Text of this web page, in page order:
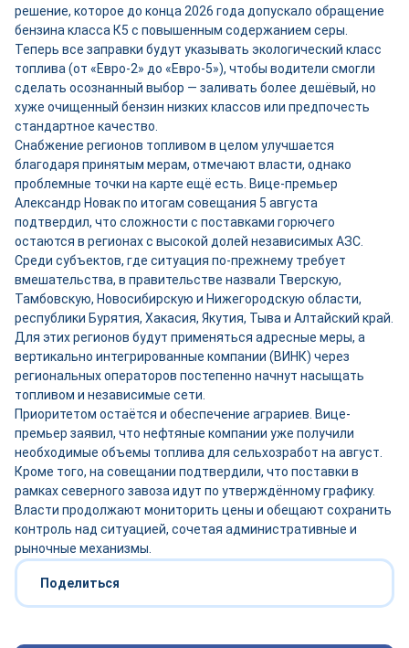
решение, которое до конца 2026 года допускало обращение
бензина класса К5 с повышенным содержанием серы.
Теперь все заправки будут указывать экологический класс
топлива (от «Евро-2» до «Евро-5»), чтобы водители смогли
сделать осознанный выбор — заливать более дешёвый, но
хуже очищенный бензин низких классов или предпочесть
стандартное качество.
Снабжение регионов топливом в целом улучшается
благодаря принятым мерам, отмечают власти, однако
проблемные точки на карте ещё есть. Вице-премьер
Александр Новак по итогам совещания 5 августа
подтвердил, что сложности с поставками горючего
остаются в регионах с высокой долей независимых АЗС.
Среди субъектов, где ситуация по-прежнему требует
вмешательства, в правительстве назвали Тверскую,
Тамбовскую, Новосибирскую и Нижегородскую области,
республики Бурятия, Хакасия, Якутия, Тыва и Алтайский край.
Для этих регионов будут применяться адресные меры, а
вертикально интегрированные компании (ВИНК) через
региональных операторов постепенно начнут насыщать
топливом и независимые сети.
Приоритетом остаётся и обеспечение аграриев. Вице-
премьер заявил, что нефтяные компании уже получили
необходимые объемы топлива для сельхозработ на август.
Кроме того, на совещании подтвердили, что поставки в
рамках северного завоза идут по утверждённому графику.
Власти продолжают мониторить цены и обещают сохранить
контроль над ситуацией, сочетая административные и
рыночные механизмы.
Поделиться